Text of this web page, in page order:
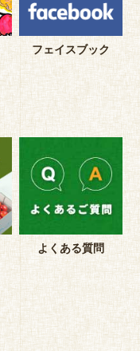
フェイスブック
よくある質問